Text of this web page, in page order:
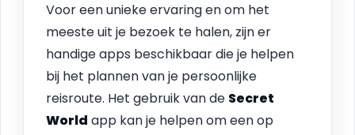
Voor een unieke ervaring en om het
meeste uit je bezoek te halen, zijn er
handige apps beschikbaar die je helpen
bij het plannen van je persoonlijke
reisroute. Het gebruik van de Secret
World app kan je helpen om een op